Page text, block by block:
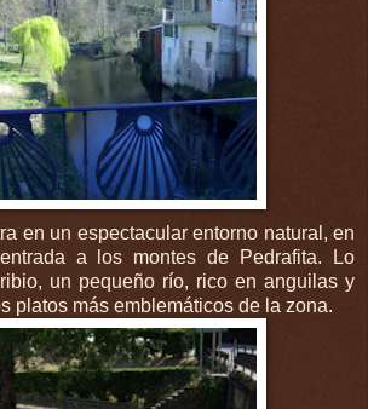
en un espectacular entorno natural, en
a los montes de Pedrafita. Lo
un pequeño río, rico en anguilas y
platos más emblemáticos de la zona.